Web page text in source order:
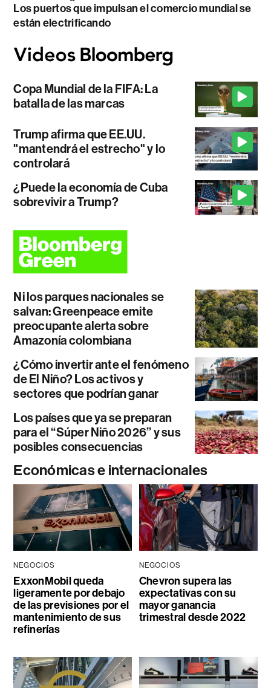
Los puertos que impulsan el comercio mundial se
están electrificando
Copa Mundial de la FIFA: La
batalla de las marcas
Trump afirma que EE.UU.
"mantendrá el estrecho" y lo
controlará
¿Puede la economía de Cuba
sobrevivir a Trump?
Ni los parques nacionales se
salvan: Greenpeace emite
preocupante alerta sobre
Amazonía colombiana
¿Cómo invertir ante el fenómeno
de El Niño? Los activos y
sectores que podrían ganar
Los países que ya se preparan
para el “Súper Niño 2026” y sus
posibles consecuencias
Económicas e internacionales
NEGOCIOS
ExxonMobil queda
ligeramente por debajo
de las previsiones por el
mantenimiento de sus
refinerías
NEGOCIOS
Chevron supera las
expectativas con su
mayor ganancia
trimestral desde 2022